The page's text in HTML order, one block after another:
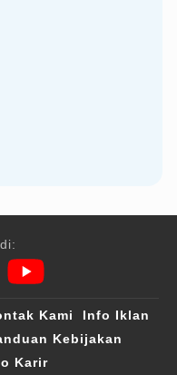
Kami
Info Iklan
Kebijakan
Karir